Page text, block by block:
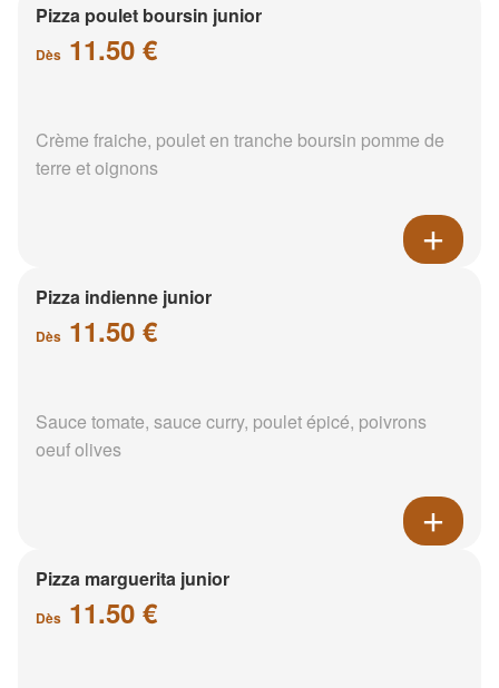
Pizza poulet boursin junior
Dès 11.50 €
Crème fraiche, poulet en tranche boursin pomme de
terre et oignons
Pizza indienne junior
Dès 11.50 €
Sauce tomate, sauce curry, poulet épicé, poivrons
oeuf olives
Pizza marguerita junior
Dès 11.50 €